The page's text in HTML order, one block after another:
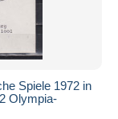
Spiele 1972 in
Olympia-